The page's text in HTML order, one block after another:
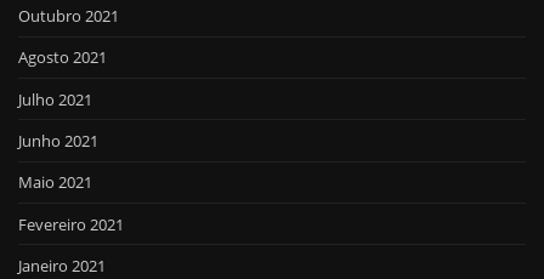
Outubro 2021
Agosto 2021
Julho 2021
Junho 2021
Maio 2021
Fevereiro 2021
Janeiro 2021